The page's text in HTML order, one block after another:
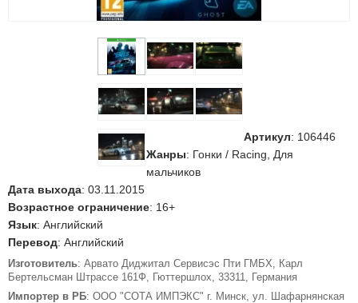
Артикул: 106446
Жанры: Гонки / Racing, Для
мальчиков
Дата выхода: 03.11.2015
Возрастное ограничение: 16+
Язык: Английский
Перевод: Английский
Изготовитель: Арвато Диджитал Сервисэс Пти ГМБХ, Карл
Бертельсман Штрассе 161Ф, Гюттершлох, 33311, Германия
Импортер в РБ: ООО "СОТА ИМПЭКС" г. Минск, ул. Шафарнянская